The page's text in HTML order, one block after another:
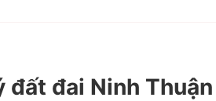
đất đai Ninh Thuận